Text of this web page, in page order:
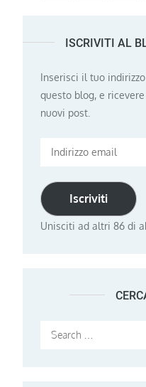
articoli
ISCRIVITI AL
Inserisci il tuo
questo blog, e
nuovi post.
Indirizzo
Iscriviti
Unisciti ad altri 86 di
Search